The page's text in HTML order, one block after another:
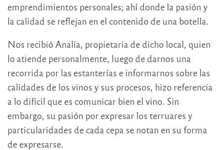
emprendimientos personales; ahí donde la pasión y
la calidad se reflejan en el contenido de una botella.
Nos recibió Analía, propietaria de dicho local, quien
lo atiende personalmente, luego de darnos una
recorrida por las estanterías e informarnos sobre las
calidades de los vinos y sus procesos, hizo referencia
a lo difícil que es comunicar bien el vino. Sin
embargo, su pasión por expresar los terruares y
particularidades de cada cepa se notan en su forma
de expresarse.